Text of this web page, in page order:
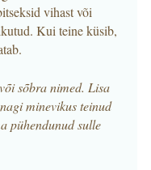
vihast või
Kui teine küsib,
sõbra nimed. Lisa
minevikus teinud
pühendunud sulle